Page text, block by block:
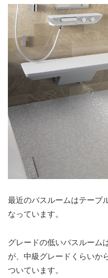
最近のバスルームはテーブ
なっています。
グレードの低いバスルーム
が、中級グレードくらいか
ついています。